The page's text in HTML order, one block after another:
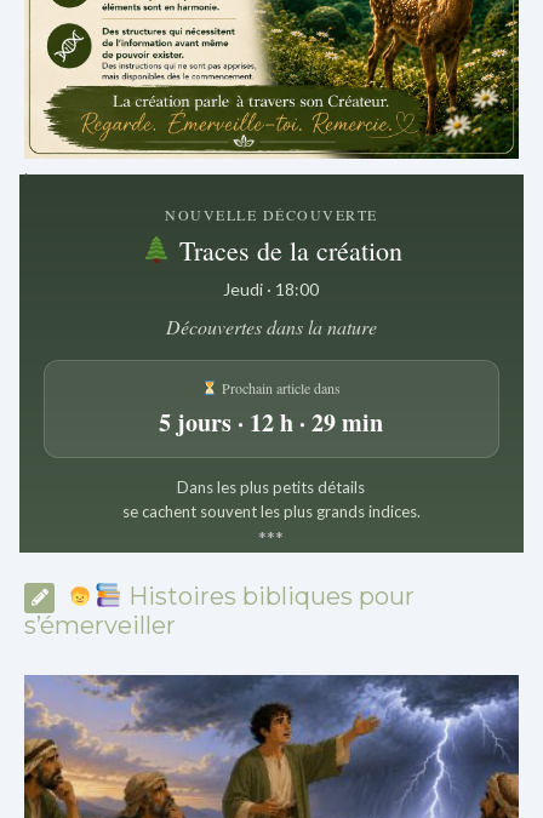
.
NOUVELLE DÉCOUVERTE
Traces de la création
Jeudi · 18:00
Découvertes dans la nature
Prochain article dans
5 jours · 12 h · 29 min
Dans les plus petits détails
se cachent souvent les plus grands indices.
***
Histoires bibliques pour
s’émerveiller